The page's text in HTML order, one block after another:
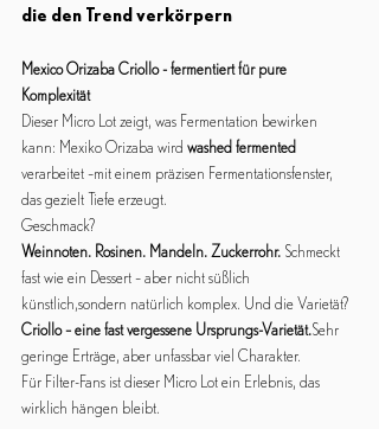
die den Trend verkörpern
Mexico Orizaba Criollo - fermentiert für pure
Komplexität
Dieser Micro Lot zeigt, was Fermentation bewirken
kann: Mexiko Orizaba wird washed fermented
verarbeitet –mit einem präzisen Fermentationsfenster,
das gezielt Tiefe erzeugt.
Geschmack?
Weinnoten. Rosinen. Mandeln. Zuckerrohr. Schmeckt
fast wie ein Dessert – aber nicht süßlich
künstlich,sondern natürlich komplex. Und die Varietät?
Criollo – eine fast vergessene Ursprungs-Varietät.Sehr
geringe Erträge, aber unfassbar viel Charakter.
Für Filter-Fans ist dieser Micro Lot ein Erlebnis, das
wirklich hängen bleibt.